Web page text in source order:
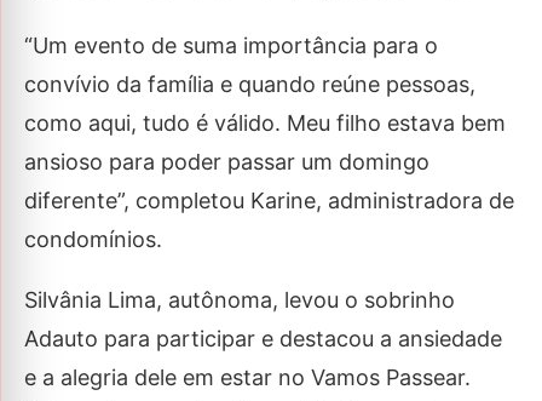
“Um evento de suma importância para o
convívio da família e quando reúne pessoas,
como aqui, tudo é válido. Meu filho estava bem
ansioso para poder passar um domingo
diferente”, completou Karine, administradora de
condomínios.
Silvânia Lima, autônoma, levou o sobrinho
Adauto para participar e destacou a ansiedade
e a alegria dele em estar no Vamos Passear.